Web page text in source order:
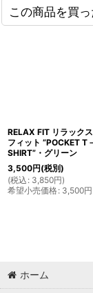
この商品を買
RELAX FIT リラックス
フィット ”POCKET T
SHIRT”・グリーン
3,500円(税別)
(税込 : 3,850円)
希望小売価格: 3,500円
ホーム